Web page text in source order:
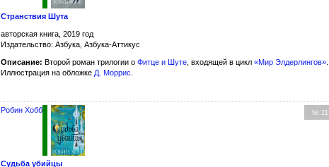
Странствия Шута
авторская книга, 2019 год
Издательство: Азбука, Азбука-Аттикус
Описание: Второй роман трилогии о Фитце и Шуте, входящей в цикл «Мир Элдерлингов».
Иллюстрация на обложке Д. Моррис.
№ 21
Робин Хобб
Судьба убийцы